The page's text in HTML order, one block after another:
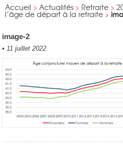
Accueil > Actualités > Retraite >
l’âge de départ à la retraite >
image-2
• 11 juillet 2022